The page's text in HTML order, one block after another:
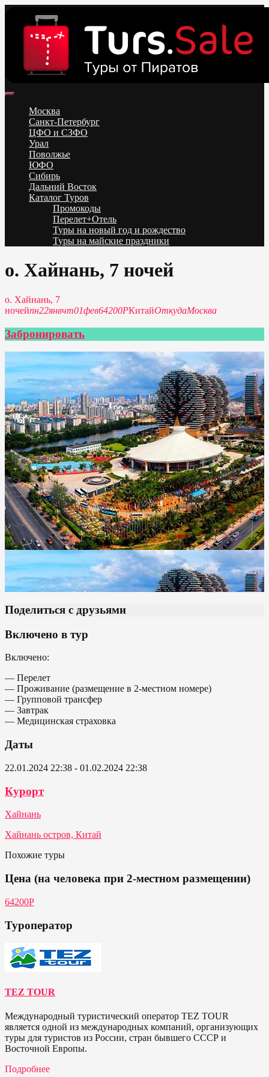
content
Низкие цены на путевки 3-7-10 ночей все включено, отдых на
море. Распродажа экскурсионных и горнолыжных туров.
Обновление каждый день. Официальный сайт Тур Сейл
Москва
Санкт-Петербург
ЦФО и СЗФО
Урал
Поволжье
ЮФО
Сибирь
Дальний Восток
Каталог Туров
Промокоды
Перелет+Отель
Туры на новый год и рождество
Туры на майские праздники
о. Хайнань, 7 ночей
о. Хайнань, 7
ночейпн22янвчт01фев64200РКитайОткудаМосква
Забронировать
Поделиться с друзьями
Включено в тур
Включено:
— Перелет
— Проживание (размещение в 2-местном номере)
— Групповой трансфер
— Завтрак
— Медицинская страховка
Даты
22.01.2024 22:38 - 01.02.2024 22:38
Курорт
Хайнань
Хайнань остров, Китай
Похожие туры
Цена (на человека при 2-местном размещении)
64200Р
Туроператор
TEZ TOUR
Международный туристический оператор TEZ TOUR
является одной из международных компаний, организующих
туры для туристов из России, стран бывшего СССР и
Восточной Европы.
Подробнее